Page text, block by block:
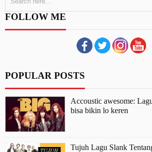
FOLLOW ME
POPULAR POSTS
Accoustic awesome:
bisa bikin lo keren
Tujuh Lagu Slank